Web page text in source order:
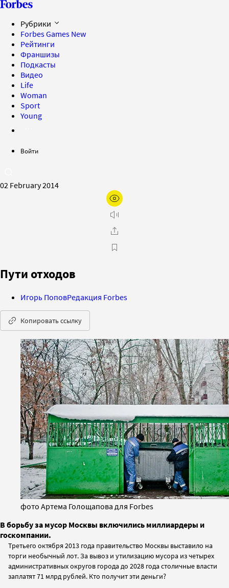
Рубрики
Forbes Games New
Рейтинги
Франшизы
Подкасты
Видео
Life
Woman
Sport
Young
Войти
02 February 2014
Пути отходов
Игорь ПоповРедакция Forbes
Копировать ссылку
фото Артема Голощапова для Forbes
В борьбу за мусор Москвы включились миллиардеры и
госкомпании.
Третьего октября 2013 года правительство Москвы выставило на
торги необычный лот. За вывоз и утилизацию мусора из четырех
административных округов города до 2028 года столичные власти
заплатят 71 млрд рублей. Кто получит эти деньги?